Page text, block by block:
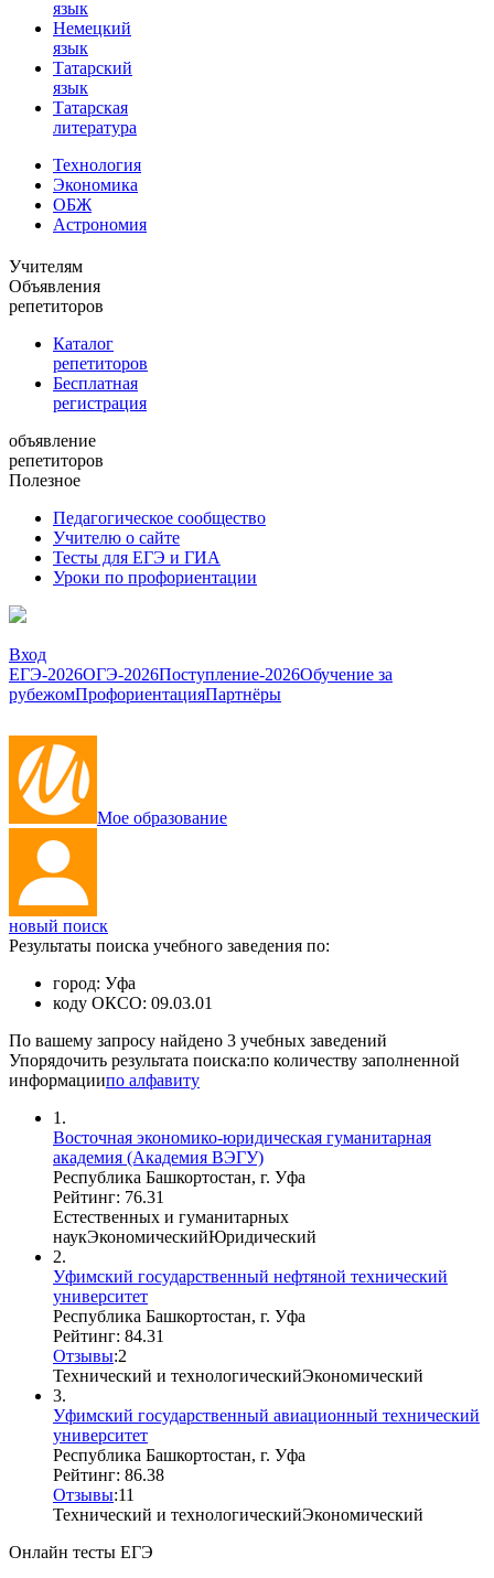
язык
Немецкий
язык
Татарский
язык
Татарская
литература
Технология
Экономика
ОБЖ
Астрономия
Учителям
Объявления
репетиторов
Каталог
репетиторов
Бесплатная
регистрация
объявление
репетиторов
Полезное
Педагогическое сообщество
Учителю о сайте
Тесты для ЕГЭ и ГИА
Уроки по профориентации
Вход
ЕГЭ-2026ОГЭ-2026Поступление-2026Обучение за
рубежомПрофориентацияПартнёры
Мое образование
новый поиск
Результаты поиска учебного заведения по:
город: Уфа
коду ОКСО: 09.03.01
По вашему запросу найдено 3 учебных заведений
Упорядочить результата поиска:по количеству заполненной
информациипо алфавиту
1.
Восточная экономико-юридическая гуманитарная
академия (Академия ВЭГУ)
Республика Башкортостан, г. Уфа
Рейтинг: 76.31
Естественных и гуманитарных
наукЭкономическийЮридический
2.
Уфимский государственный нефтяной технический
университет
Республика Башкортостан, г. Уфа
Рейтинг: 84.31
Отзывы:2
Технический и технологическийЭкономический
3.
Уфимский государственный авиационный технический
университет
Республика Башкортостан, г. Уфа
Рейтинг: 86.38
Отзывы:11
Технический и технологическийЭкономический
Онлайн тесты ЕГЭ